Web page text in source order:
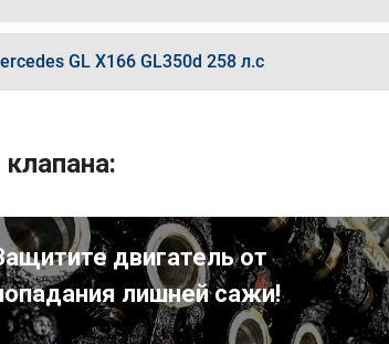
GL X166 GL350d 258 л.с
двигатель от
лишней сажи!